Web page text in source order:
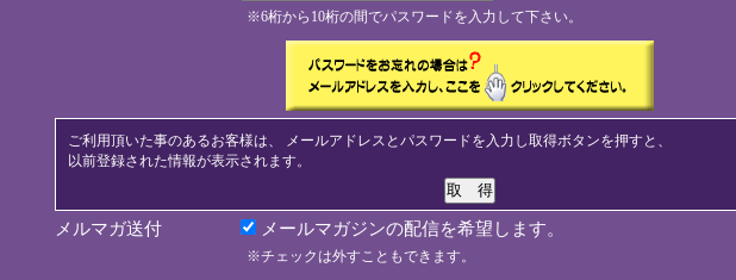
※6桁から10桁の間でパスワードを入力して下さい。
ご利用頂いた事のあるお客様は、 メールアドレスとパスワードを入力し取得ボタンを押すと、
以前登録された情報が表示されます。
メルマガ送付 メールマガジンの配信を希望します。
※チェックは外すこともできます。